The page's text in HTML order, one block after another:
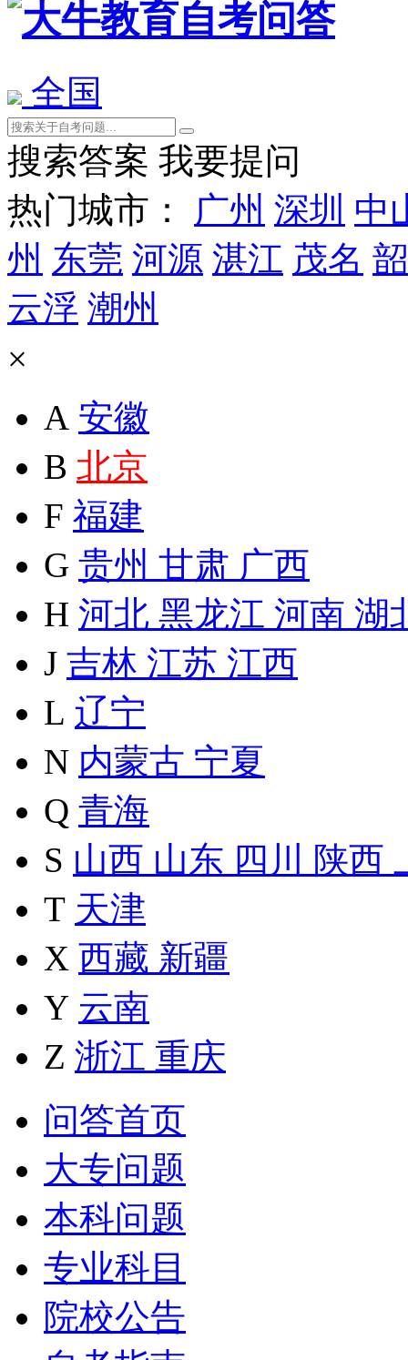
全国
搜索答案 我要提问
热门城市：
广州 深圳 中
州 东莞 河源 湛江 茂名
云浮 潮州
×
A 安徽
B 北京
F 福建
G 贵州 甘肃 广西
H 河北 黑龙江 河南 湖
J 吉林 江苏 江西
L 辽宁
N 内蒙古 宁夏
Q 青海
S 山西 山东 四川 陕西
T 天津
X 西藏 新疆
Y 云南
Z 浙江 重庆
问答首页
大专问题
本科问题
专业科目
院校公告